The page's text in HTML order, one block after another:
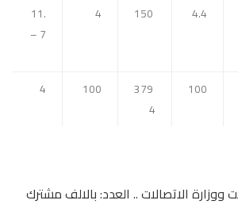
4.4
4
11.
7 –
100
379
4
100
4
ووزارة الاتصالات .. العدد: بالالف مشترك